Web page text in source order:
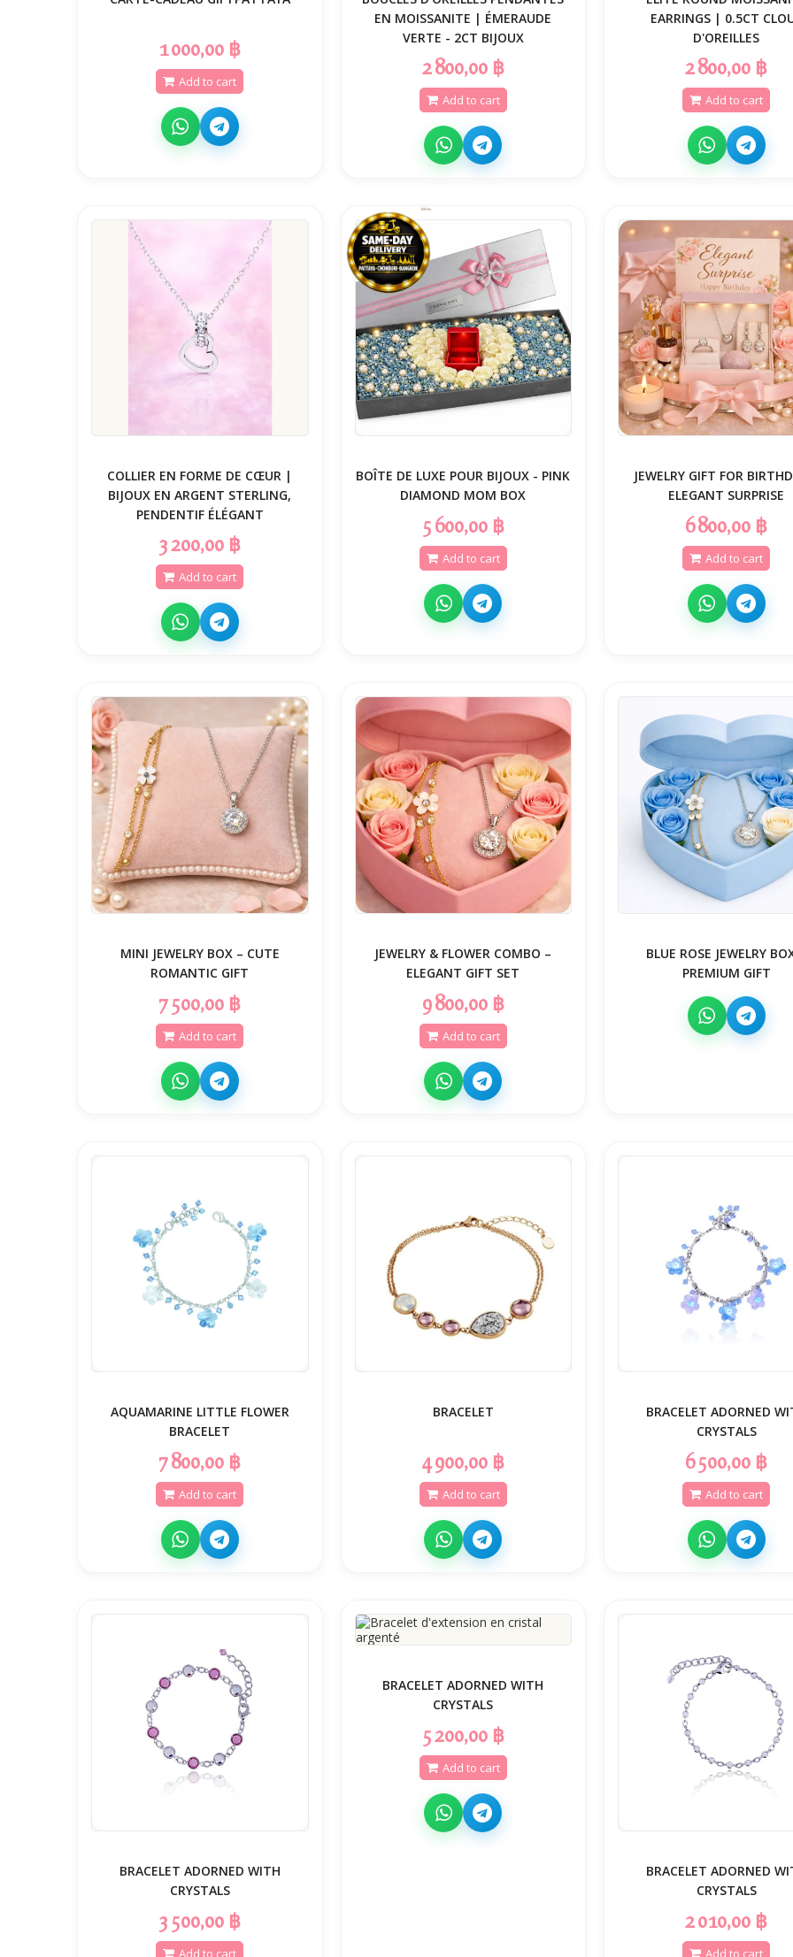
1 000,00 ฿
Add to cart
EN MOISSANITE | ÉMERAUDE
VERTE - 2CT BIJOUX
2 800,00 ฿
Add to cart
EARRINGS | 0.5CT
D'OREILLES
2 800,00 ฿
Add to cart
COLLIER EN FORME DE CŒUR |
BIJOUX EN ARGENT STERLING,
PENDENTIF ÉLÉGANT
3 200,00 ฿
Add to cart
BOÎTE DE LUXE POUR BIJOUX - PINK
DIAMOND MOM BOX
5 600,00 ฿
Add to cart
JEWELRY GIFT FOR
ELEGANT SURPRISE
6 800,00 ฿
Add to cart
MINI JEWELRY BOX – CUTE
ROMANTIC GIFT
7 500,00 ฿
Add to cart
JEWELRY & FLOWER COMBO –
ELEGANT GIFT SET
9 800,00 ฿
Add to cart
BLUE ROSE JEWELRY
PREMIUM GIFT
AQUAMARINE LITTLE FLOWER
BRACELET
7 800,00 ฿
Add to cart
BRACELET
4 900,00 ฿
Add to cart
BRACELET ADORNED
CRYSTALS
6 500,00 ฿
Add to cart
BRACELET ADORNED WITH
CRYSTALS
3 500,00 ฿
Add to cart
BRACELET ADORNED WITH
CRYSTALS
5 200,00 ฿
Add to cart
BRACELET ADORNED
CRYSTALS
2 010,00 ฿
Add to cart